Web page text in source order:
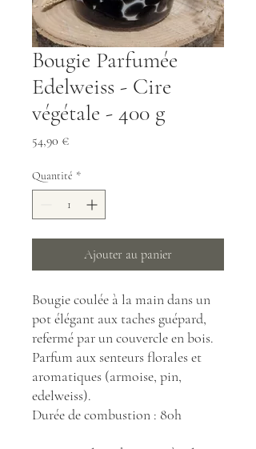
Bougie Parfumée
Edelweiss - Cire
végétale - 400 g
54,90 €Prix
Quantité *
Ajouter au panier
Bougie coulée à la main dans un
pot élégant aux taches guépard,
refermé par un couvercle en bois.
Parfum aux senteurs florales et
aromatiques (armoise, pin,
edelweiss).
Durée de combustion : 80h